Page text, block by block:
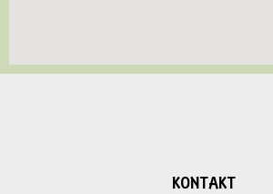
KONTAKT